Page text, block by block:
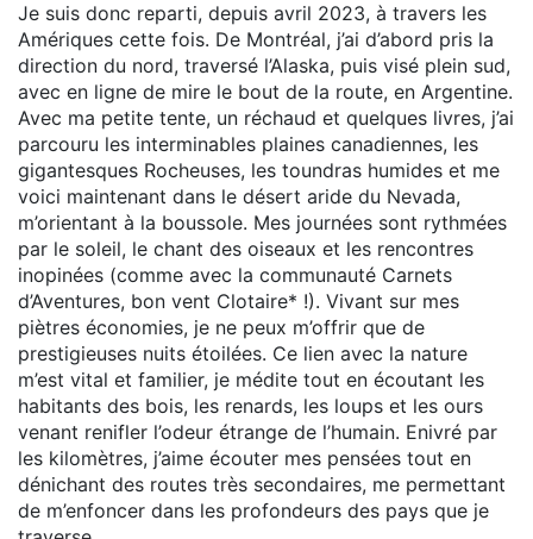
Je suis donc reparti, depuis avril 2023, à travers les
Amériques cette fois. De Montréal, j’ai d’abord pris la
direction du nord, traversé l’Alaska, puis visé plein sud,
avec en ligne de mire le bout de la route, en Argentine.
Avec ma petite tente, un réchaud et quelques livres, j’ai
parcouru les interminables plaines canadiennes, les
gigantesques Rocheuses, les toundras humides et me
voici maintenant dans le désert aride du Nevada,
m’orientant à la boussole. Mes journées sont rythmées
par le soleil, le chant des oiseaux et les rencontres
inopinées (comme avec la communauté Carnets
d’Aventures, bon vent Clotaire* !). Vivant sur mes
piètres économies, je ne peux m’offrir que de
prestigieuses nuits étoilées. Ce lien avec la nature
m’est vital et familier, je médite tout en écoutant les
habitants des bois, les renards, les loups et les ours
venant renifler l’odeur étrange de l’humain. Enivré par
les kilomètres, j’aime écouter mes pensées tout en
dénichant des routes très secondaires, me permettant
de m’enfoncer dans les profondeurs des pays que je